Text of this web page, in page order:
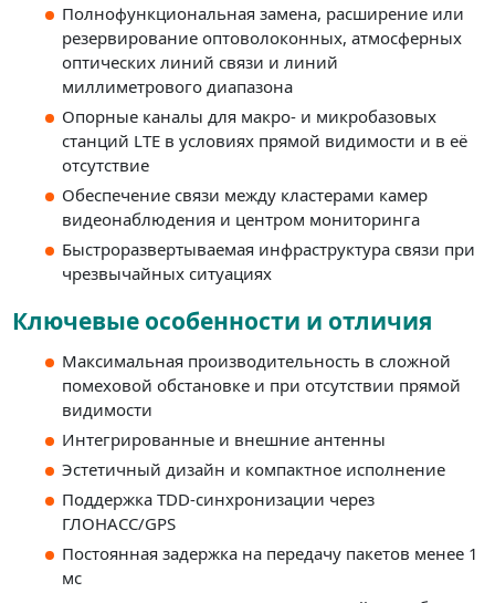
Полнофункциональная замена, расширение или
резервирование оптоволоконных, атмосферных
оптических линий связи и линий
миллиметрового диапазона
Опорные каналы для макро- и микробазовых
станций LTE в условиях прямой видимости и в её
отсутствие
Обеспечение связи между кластерами камер
видеонаблюдения и центром мониторинга
Быстроразвертываемая инфраструктура связи при
чрезвычайных ситуациях
Ключевые особенности и отличия
Максимальная производительность в сложной
помеховой обстановке и при отсутствии прямой
видимости
Интегрированные и внешние антенны
Эстетичный дизайн и компактное исполнение
Поддержка TDD-синхронизации через
ГЛОНАСС/GPS
Постоянная задержка на передачу пакетов менее 1
мс